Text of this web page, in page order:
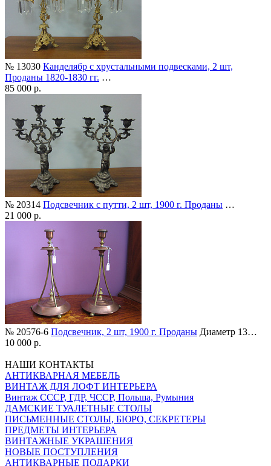
№ 13030 Канделябр с хрустальными подвесками, 2 шт,
Проданы 1820-1830 гг. …
85 000 р.
№ 20314 Подсвечник с путти, 2 шт, 1900 г. Проданы …
21 000 р.
№ 20576-6 Подсвечник, 2 шт, 1900 г. Проданы Диаметр 13…
10 000 р.
НАШИ КОНТАКТЫ
АНТИКВАРНАЯ МЕБЕЛЬ
ВИНТАЖ ДЛЯ ЛОФТ ИНТЕРЬЕРА
Винтаж СССР, ГДР, ЧССР, Польша, Румыния
ДАМСКИЕ ТУАЛЕТНЫЕ СТОЛЫ
ПИСЬМЕННЫЕ СТОЛЫ, БЮРО, СЕКРЕТЕРЫ
ПРЕДМЕТЫ ИНТЕРЬЕРА
ВИНТАЖНЫЕ УКРАШЕНИЯ
НОВЫЕ ПОСТУПЛЕНИЯ
АНТИКВАРНЫЕ ПОДАРКИ